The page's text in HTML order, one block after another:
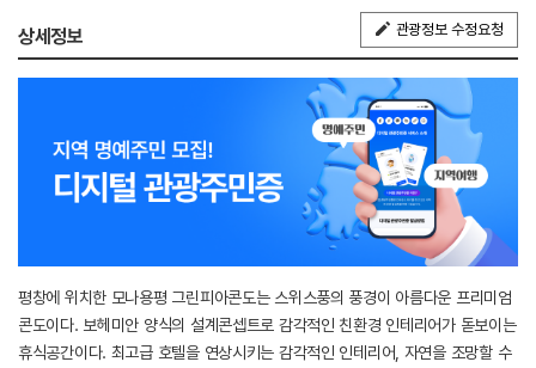
상세정보 관광정보 수정요청
평창에 위치한 모나용평 그린피아콘도는 스위스풍의 풍경이 아름다운 프리미엄
콘도이다. 보헤미안 양식의 설계콘셉트로 감각적인 친환경 인테리어가 돋보이는
휴식공간이다. 최고급 호텔을 연상시키는 감각적인 인테리어, 자연을 조망할 수